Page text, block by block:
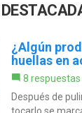
¿Algún
huellas en
8 respuestas
Después de
tocarlo se